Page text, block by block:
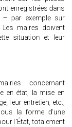
enregistrées dans
– par exemple sur
maires doivent
situation et leur
concernant
en état, la mise en
leur entretien, etc.,
la forme d’une
l’État, totalement